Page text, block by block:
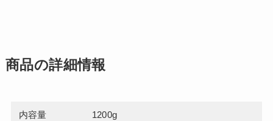
商品の詳細情報
内容量 1200g